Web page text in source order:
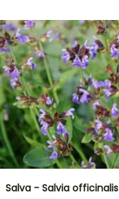
Salva - Salvia officinalis